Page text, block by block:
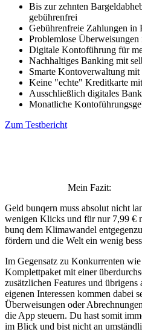
Bis zur zehnten
gebührenfrei
Gebührenfreie Zahlungen in
Problemlose
Digitale Kontoführung für
Nachhaltiges Banking mit
Smarte Kontoverwaltung mit
Keine "echte" Kreditkarte
Ausschließlich digitales
Monatliche
Zum Testbericht
Mein Fazit:
Geld bunqern muss absolut nicht
wenigen Klicks und für nur 7,99 €
bunq dem Klimawandel
fördern und die Welt ein wenig
Im Gegensatz zu Konkurrenten wie
Komplettpaket mit einer
zusätzlichen Features und
eigenen Interessen kommen dabei
Überweisungen oder
die App steuern. Du hast somit
im Blick und bist nicht an